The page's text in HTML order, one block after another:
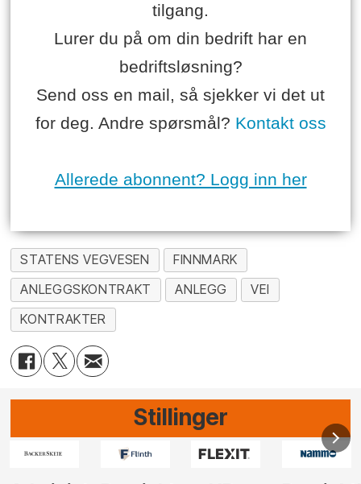
tilgang.
Lurer du på om din bedrift har en
bedriftsløsning?
Send oss en mail, så sjekker vi det ut
for deg. Andre spørsmål? Kontakt oss
Allerede abonnent? Logg inn her
STATENS VEGVESEN
FINNMARK
ANLEGGSKONTRAKT
ANLEGG
VEI
KONTRAKTER
Stillinger